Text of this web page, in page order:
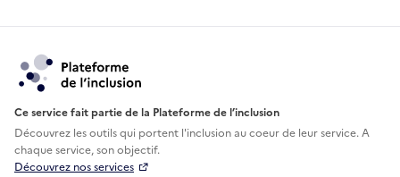
Ce service fait partie de la Plateforme de l’inclusion
Découvrez les outils qui portent l'inclusion aucoeur de leur service. A
chaque service, son objectif.
Découvrez nos services